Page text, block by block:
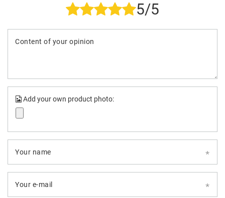
5/5
Content of your opinion
Add your own product photo:
Your name
Your e-mail